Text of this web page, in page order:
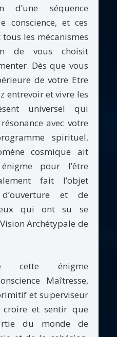
d’une séquence
conscience, et ces
les mécanismes
de vous choisit
Dès que vous
de votre Etre
entrevoir et vivre les
universel qui
avec votre
spirituel.
cosmique ait
pour l’être
fait l’objet
d’ouverture et de
qui ont su se
Archétypale de
cette énigme
Maîtresse,
et superviseur
et sentir que
du monde de